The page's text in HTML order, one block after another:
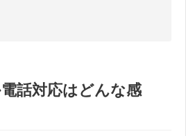
話対応はどんな感